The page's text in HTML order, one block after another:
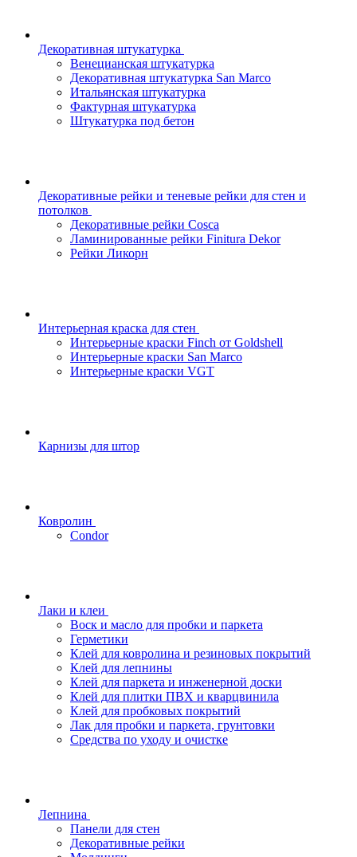
Декоративная штукатурка
Венецианская штукатурка
Декоративная штукатурка San Marco
Итальянская штукатурка
Фактурная штукатурка
Штукатурка под бетон
Декоративные рейки и теневые рейки для стен и
потолков
Декоративные рейки Cosca
Ламинированные рейки Finitura Dekor
Рейки Ликорн
Интерьерная краска для стен
Интерьерные краски Finch от Goldshell
Интерьерные краски San Marco
Интерьерные краски VGT
Карнизы для штор
Ковролин
Condor
Лаки и клеи
Воск и масло для пробки и паркета
Герметики
Клей для ковролина и резиновых покрытий
Клей для лепнины
Клей для паркета и инженерной доски
Клей для плитки ПВХ и кварцвинила
Клей для пробковых покрытий
Лак для пробки и паркета, грунтовки
Средства по уходу и очистке
Лепнина
Панели для стен
Декоративные рейки